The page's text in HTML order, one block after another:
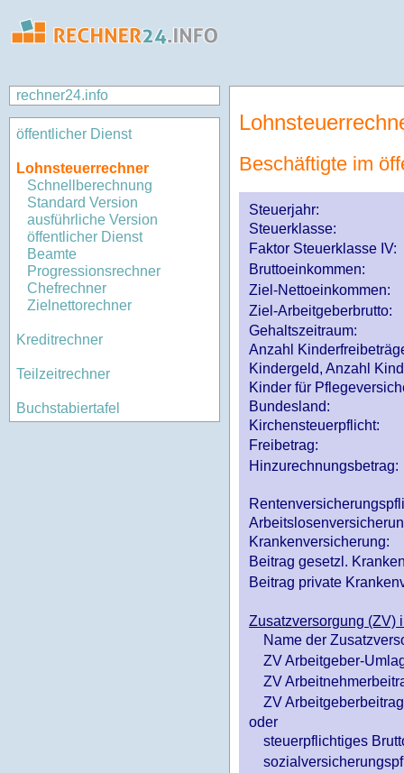
rechner24.info
öffentlicher Dienst
Lohnsteuerrechner
Schnellberechnung
Standard Version
ausführliche Version
öffentlicher Dienst
Beamte
Progressionsrechner
Chefrechner
Zielnettorechner
Kreditrechner
Teilzeitrechner
Buchstabiertafel
Beschäftigte im
Steuerjahr:
Steuerklasse:
Faktor Steuerklasse IV:
Bruttoeinkommen:
Ziel-Nettoeinkommen:
Ziel-Arbeitgeberbrutto:
Gehaltszeitraum:
Anzahl
Kindergeld, Anzahl
Kinder für
Bundesland:
Kirchensteuerpflicht:
Freibetrag:
Hinzurechnungsbetrag:
Krankenversicherung:
Beitrag gesetzl.
Beitrag private
Zusatzversorgung (ZV)
Name der
ZV Arbeitgeber-
ZV
ZV
oder
steuerpflichtiges